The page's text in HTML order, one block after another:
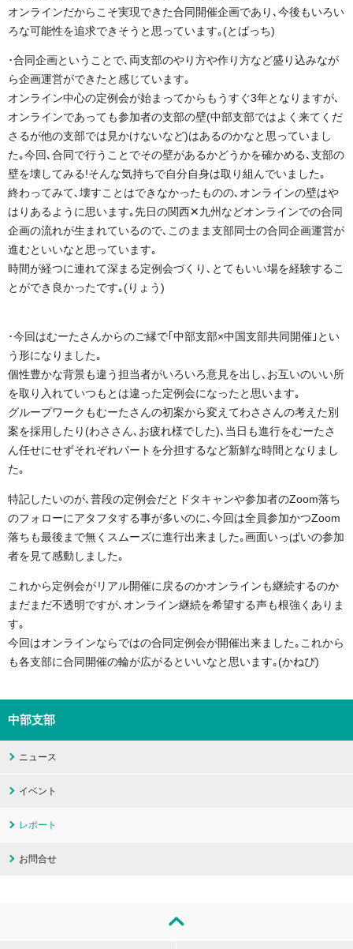
オンラインだからこそ実現できた合同開催企画であり､今後もいろい
ろな可能性を追求できそうと思っています｡(とばっち)
･合同企画ということで､両支部のやり方や作り方など盛り込みなが
ら企画運営ができたと感じています｡
オンライン中心の定例会が始まってからもうすぐ3年となりますが､
オンラインであっても参加者の支部の壁(中部支部ではよく来てくだ
さるが他の支部では見かけないなど)はあるのかなと思っていまし
た｡今回､合同で行うことでその壁があるかどうかを確かめる､支部の
壁を壊してみる!そんな気持ちで自分自身は取り組んでいました｡
終わってみて､壊すことはできなかったものの､オンラインの壁はや
はりあるように思います｡先日の関西✕九州などオンラインでの合同
企画の流れが生まれているので､このまま支部同士の合同企画運営が
進むといいなと思っています｡
時間が経つに連れて深まる定例会づくり､とてもいい場を経験するこ
とができ良かったです｡(りょう)
･今回はむーたさんからのご縁で｢中部支部×中国支部共同開催｣とい
う形になりました｡
個性豊かな背景も違う担当者がいろいろ意見を出し､お互いのいい所
を取り入れていつもとは違った定例会になったと思います｡
グループワークもむーたさんの初案から変えてわささんの考えた別
案を採用したり(わささん､お疲れ様でした)､当日も進行をむーたさ
ん任せにせずそれぞれパートを分担するなど新鮮な時間となりまし
た｡
特記したいのが､普段の定例会だとドタキャンや参加者のZoom落ち
のフォローにアタフタする事が多いのに､今回は全員参加かつZoom
落ちも最後まで無くスムーズに進行出来ました｡画面いっぱいの参加
者を見て感動しました｡
これから定例会がリアル開催に戻るのかオンラインも継続するのか
まだまだ不透明ですが､オンライン継続を希望する声も根強くありま
す｡
今回はオンラインならではの合同定例会が開催出来ました｡これから
も各支部に合同開催の輪が広がるといいなと思います｡(かねぴ)
中部支部
ニュース
イベント
レポート
お問合せ